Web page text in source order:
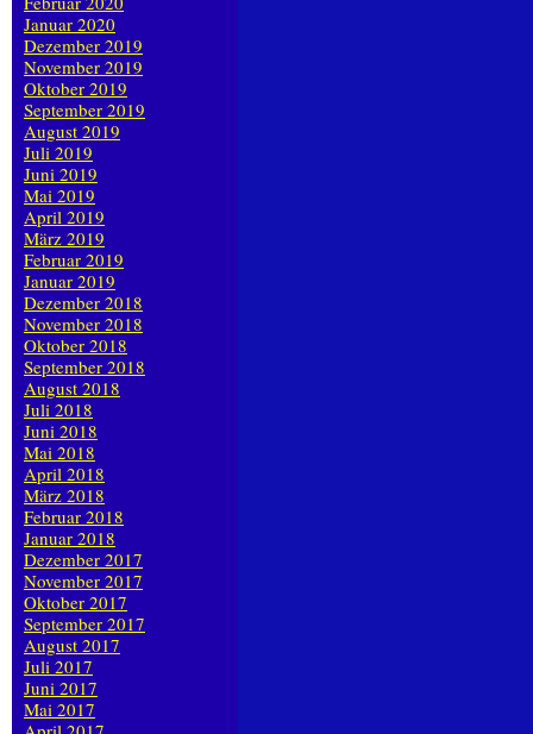
Januar 2020
Dezember 2019
November 2019
Oktober 2019
September 2019
August 2019
Juli 2019
Juni 2019
Mai 2019
April 2019
März 2019
Februar 2019
Januar 2019
Dezember 2018
November 2018
Oktober 2018
September 2018
August 2018
Juli 2018
Juni 2018
Mai 2018
April 2018
März 2018
Februar 2018
Januar 2018
Dezember 2017
November 2017
Oktober 2017
September 2017
August 2017
Juli 2017
Juni 2017
Mai 2017